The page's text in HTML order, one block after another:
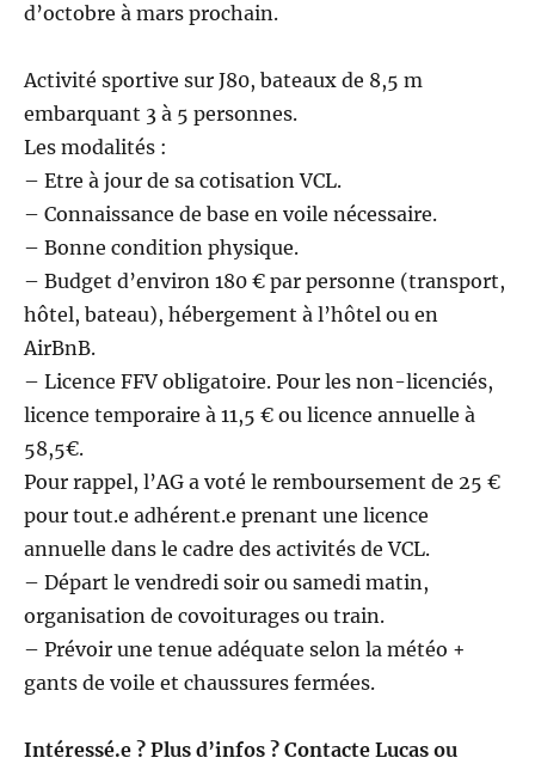
d’octobre à mars prochain.
Activité sportive sur J80, bateaux de 8,5 m
embarquant 3 à 5 personnes.
Les modalités :
– Etre à jour de sa cotisation VCL.
– Connaissance de base en voile nécessaire.
– Bonne condition physique.
– Budget d’environ 180 € par personne (transport,
hôtel, bateau), hébergement à l’hôtel ou en
AirBnB.
– Licence FFV obligatoire. Pour les non-licenciés,
licence temporaire à 11,5 € ou licence annuelle à
58,5€.
Pour rappel, l’AG a voté le remboursement de 25 €
pour tout.e adhérent.e prenant une licence
annuelle dans le cadre des activités de VCL.
– Départ le vendredi soir ou samedi matin,
organisation de covoiturages ou train.
– Prévoir une tenue adéquate selon la météo +
gants de voile et chaussures fermées.
Intéressé.e ? Plus d’infos ? Contacte Lucas ou